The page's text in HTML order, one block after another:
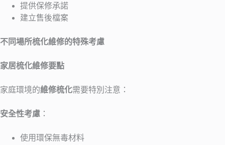
提供保修承諾
建立售後檔案
不同場所梳化維修的特殊考慮
家居梳化維修要點
家庭環境的維修梳化需要特別注意：
安全性考慮 ：
使用環保無毒材料